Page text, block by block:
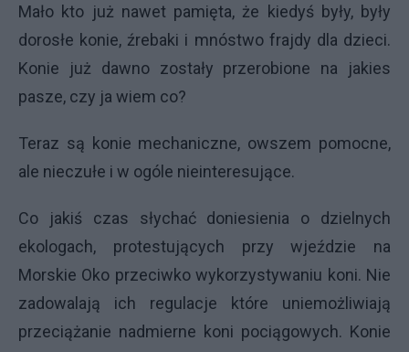
Mało kto już nawet pamięta, że kiedyś były, były
dorosłe konie, źrebaki i mnóstwo frajdy dla dzieci.
Konie już dawno zostały przerobione na jakies
pasze, czy ja wiem co?
Teraz są konie mechaniczne, owszem pomocne,
ale nieczułe i w ogóle nieinteresujące.
Co jakiś czas słychać doniesienia o dzielnych
ekologach, protestujących przy wjeździe na
Morskie Oko przeciwko wykorzystywaniu koni. Nie
zadowalają ich regulacje które uniemożliwiają
przeciążanie nadmierne koni pociągowych. Konie